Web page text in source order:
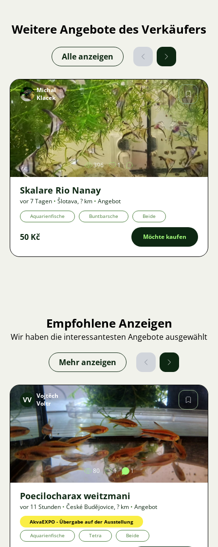
Weitere Angebote des Verkäufers
Alle anzeigen
Bild
Michal
Klacek
396 1
Skalare Rio Nanay
vor 7 Tagen • Šlotava,? km • Angebot
Aquarienfische Buntbarsche Beide
50 Kč Möchte kaufen
Empfohlene Anzeigen
Wir haben die interessantesten Angebote ausgewählt
Mehr anzeigen
Bild
VV Vojtěch
Voltr
80 1 1
Poecilocharax weitzmani
vor 11 Stunden • České Budějovice,? km • Angebot
AkvaEXPO - Übergabe auf der Ausstellung
Aquarienfische Tetra Beide